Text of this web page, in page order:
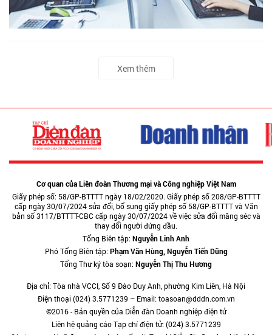
Xem thêm
Cơ quan của Liên đoàn Thương mại và Công nghiệp Việt Nam
Giấy phép số: 58/GP-BTTTT ngày 18/02/2020. Giấy phép số 208/GP-BTTTT
cấp ngày 30/07/2024 sửa đổi, bổ sung giấy phép số 58/GP-BTTTT và Văn
bản số 3117/BTTTT-CBC cấp ngày 30/07/2024 về việc sửa đổi măng séc và
thay đổi người đứng đầu.
Tổng Biên tập:Nguyễn Linh Anh
Phó Tổng Biên tập:Phạm Văn Hùng, Nguyễn Tiến Dũng
Tổng Thư ký tòa soạn:Nguyễn Thị Thu Hương
Địa chỉ: Tòa nhà VCCI, Số 9 Đào Duy Anh, phường Kim Liên, Hà Nội
Điện thoại (024) 3.5771239 – Email: toasoan@dddn.com.vn
©2016 - Bản quyền của Diễn đàn Doanh nghiệp điện tử
Liên hệ quảng cáo Tạp chí điện tử: (024) 3.5771239